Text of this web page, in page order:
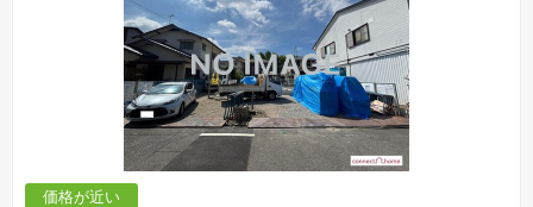
価格が近い